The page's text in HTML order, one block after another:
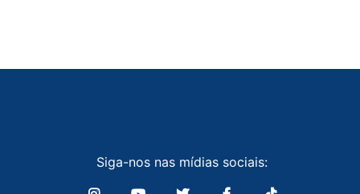
Siga-nos nas mídias sociais: